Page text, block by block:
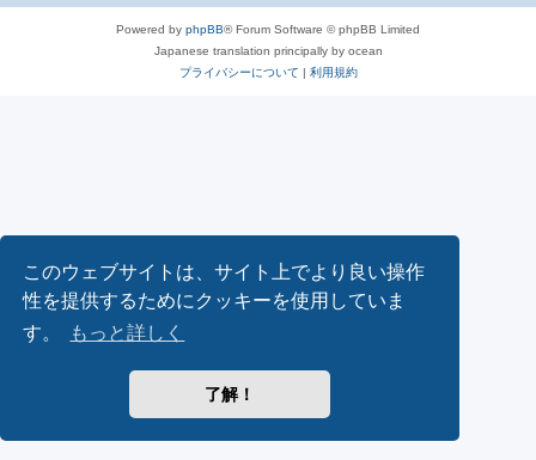
このウェブサイトは、サイト上でより良い操作
性を提供するためにクッキーを使用していま
す。
もっと詳しく
了解！
Powered by phpBB® Forum Software © phpBB Limited
Japanese translation principally by ocean
プライバシーについて | 利用規約